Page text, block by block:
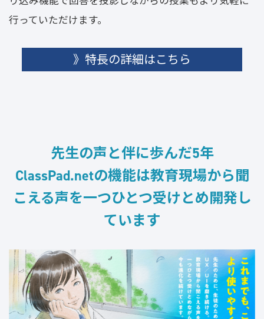
行っていただけます。
》特長の詳細はこちら
先生の声と伴に歩んだ5年
ClassPad.netの機能は教育現場から聞
こえる声を一つひとつ受けとめ開発し
ています